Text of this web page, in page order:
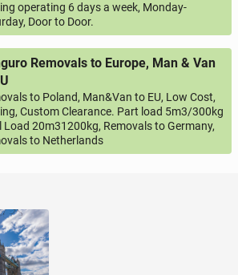
operating 6 days a week, Monday-
Door to Door.
Removals to Europe, Man & Van
to Poland, Man&Van to EU, Low Cost,
Custom Clearance. Part load 5m3/300kg
Load 20m31200kg, Removals to Germany,
to Netherlands